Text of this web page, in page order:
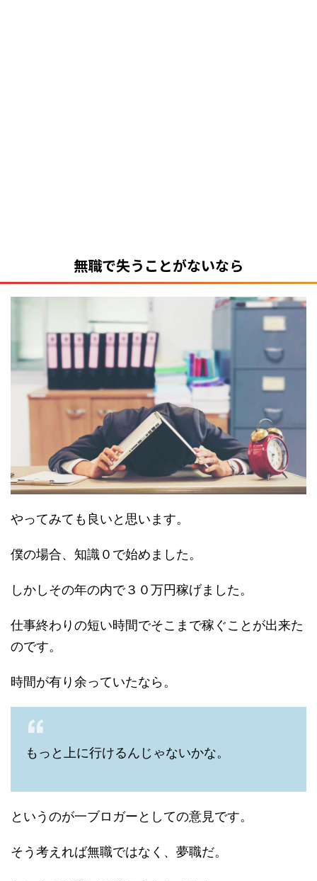
無職で失うことがないなら
やってみても良いと思います。
僕の場合、知識０で始めました。
しかしその年の内で３０万円稼げました。
仕事終わりの短い時間でそこまで稼ぐことが出来た
のです。
時間が有り余っていたなら。
もっと上に行けるんじゃないかな。
というのが一ブロガーとしての意見です。
そう考えれば無職ではなく、夢職だ。